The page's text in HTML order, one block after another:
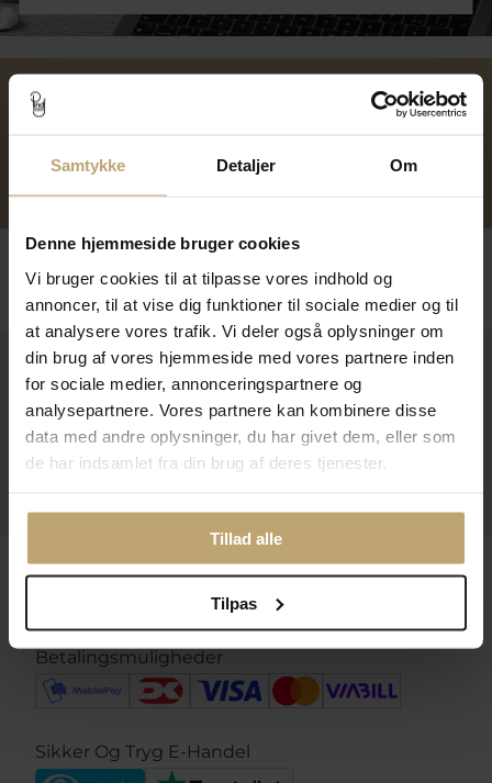
Samtykke Detaljer Om
Denne hjemmeside bruger cookies
Vi bruger cookies til at tilpasse vores indhold og
annoncer, til at vise dig funktioner til sociale medier og til
at analysere vores trafik. Vi deler også oplysninger om
din brug af vores hjemmeside med vores partnere inden
for sociale medier, annonceringspartnere og
analysepartnere. Vores partnere kan kombinere disse
data med andre oplysninger, du har givet dem, eller som
de har indsamlet fra din brug af deres tjenester.
Tillad alle
Tilpas
Mulighed for gravering
Kontakt
Åbningstider I Butikken
Information
Leveringsmuligheder
Betalingsmuligheder
Sikker Og Tryg E-Handel